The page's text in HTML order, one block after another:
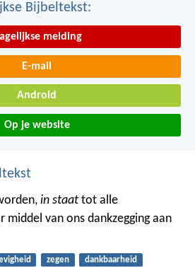
Bijbeltekst:
melding
E-mail
Android
Op je website
in staat tot alle
middel van ons dankzegging aan
zegen dankbaarheid